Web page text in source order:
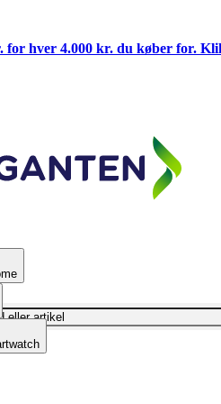
for hver 4.000 kr. du køber for.